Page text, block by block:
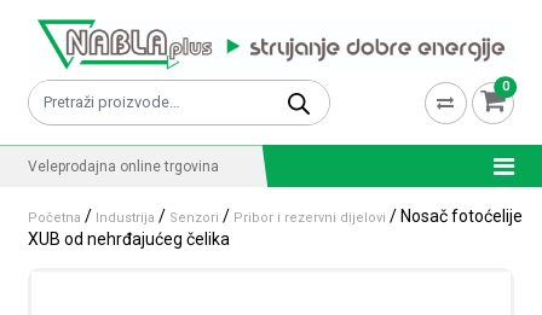
Pretraži: 0
Veleprodajna online trgovina
Početna / Industrija / Senzori / Pribor i rezervni dijelovi / Nosač fotoćelije
XUB od nehrđajućeg čelika